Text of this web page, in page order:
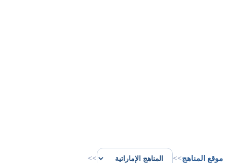
موقع المناهج>>
>>